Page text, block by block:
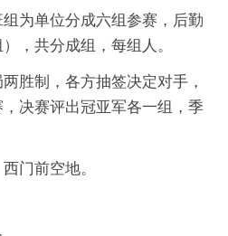
为单位分成六组参赛，后勤
，共分成组，每组人。
胜制，各方抽签决定对手，
决赛评出冠亚军各一组，季
门前空地。